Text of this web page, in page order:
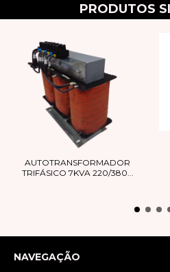
PRODUTOS
AUTOTRANSFORMADOR
TRIFÁSICO 7KVA 220/380...
NAVEGAÇÃO